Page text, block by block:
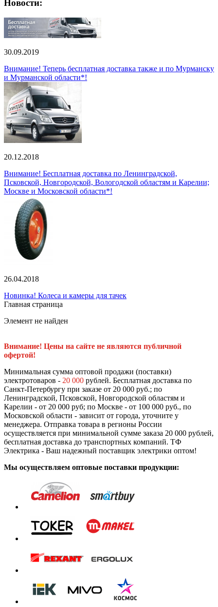
Новости:
30.09.2019
Внимание! Теперь бесплатная доставка также и по Мурманску
и Мурманской области*!
20.12.2018
Внимание! Бесплатная доставка по Ленинградской,
Псковской, Новгородской, Вологодской областям и Карелии;
Москве и Московской области*!
26.04.2018
Новинка! Колеса и камеры для тачек
Главная страница
Элемент не найден
Внимание! Цены на сайте не являются публичной
офертой!
Минимальная сумма оптовой продажи (поставки)
электротоваров - 20 000 рублей. Бесплатная доставка по
Санкт-Петербургу при заказе от 20 000 руб.; по
Ленинградской, Псковской, Новгородской областям и
Карелии - от 20 000 руб; по Москве - от 100 000 руб., по
Московской области - зависит от города, уточните у
менеджера. Отправка товара в регионы России
осуществляется при минимальной сумме заказа 20 000 рублей,
бесплатная доставка до транспортных компаний. ТФ
Электрика - Ваш надежный поставщик электрики оптом!
Мы осуществляем оптовые поставки продукции: